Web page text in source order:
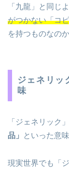
「九龍」と同じ
がつかない「コ
を持つものなの
ジェネリッ
味
「ジェネリック
品」
といった意
現実世界でも「